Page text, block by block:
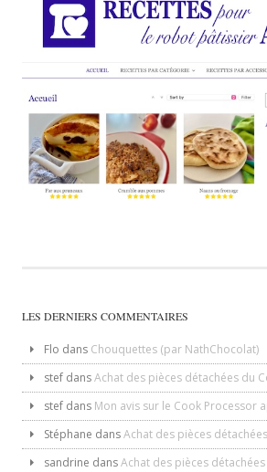
LES DERNIERS COMMENTAIRES
Flo dans Chouquettes (par NathChocolat)
stef dansAchat des pièces détachées du
stef dans Mon avis sur le Cook Processor
Stéphane dansAchat des pièces
sandrine dansAchat des pièces